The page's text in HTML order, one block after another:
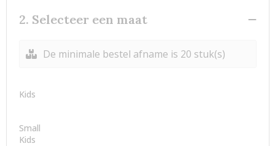
2. Selecteer een maat
De minimale bestel afname is 20 stuk(s)
Kids
Small
Kids